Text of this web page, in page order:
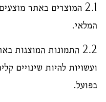
2.1 המוצרים באתר
המלאי.
2.2 התמונות המוצגות
ועשויות להיות שינויים
בפועל.